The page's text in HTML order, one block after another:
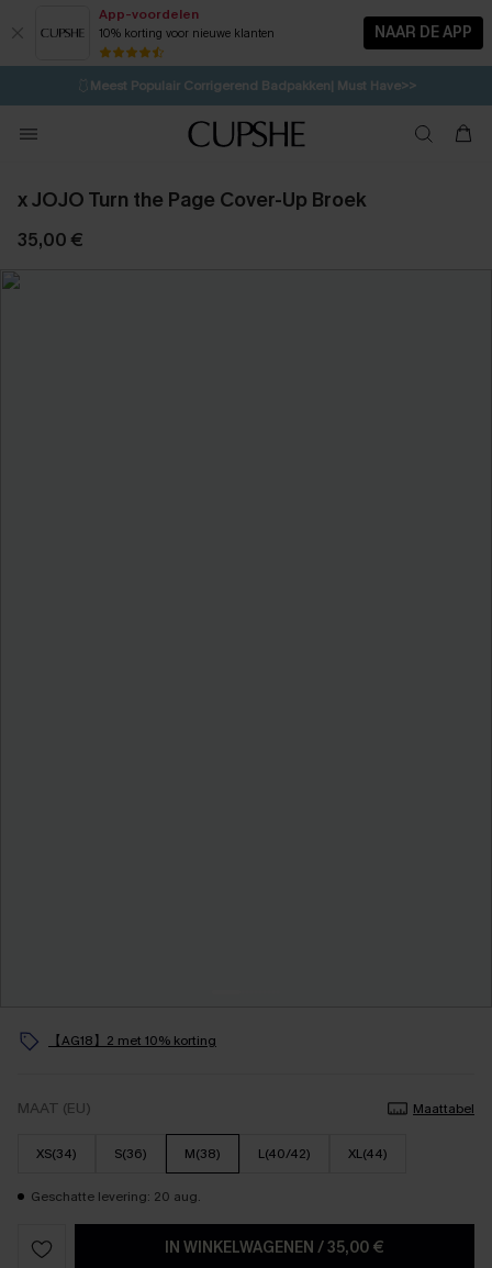
App-voordelen
10% korting voor nieuwe klanten NAAR DE APP
⚡️LAATSTE KANS | Tot 50% korting>>
🩱Meest Populair Corrigerend Badpakken| Must Have>>
💌Abonneer je & ontvang tot 15% korting>>
Koop 3, krijg 15% korting | CODE: SW15 9H:58M:29S
x JOJO Turn the Page Cover-Up Broek
35,00 €
【AG18】2 met 10% korting
MAAT (EU) Maattabel
XS(34) S(36) M(38) L(40/42) XL(44)
Geschatte levering: 20 aug.
IN WINKELWAGENEN /35,00 €